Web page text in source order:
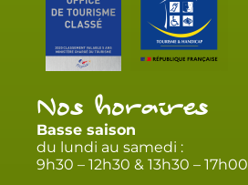
Nos horaires
Basse saison
du lundi au samedi :
9h30 – 12h30 & 13h30 – 17h00